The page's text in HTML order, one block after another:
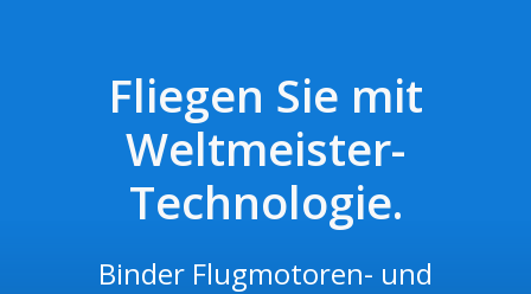
Fliegen Sie mit
Weltmeister-
Technologie.
Binder Flugmotoren- und